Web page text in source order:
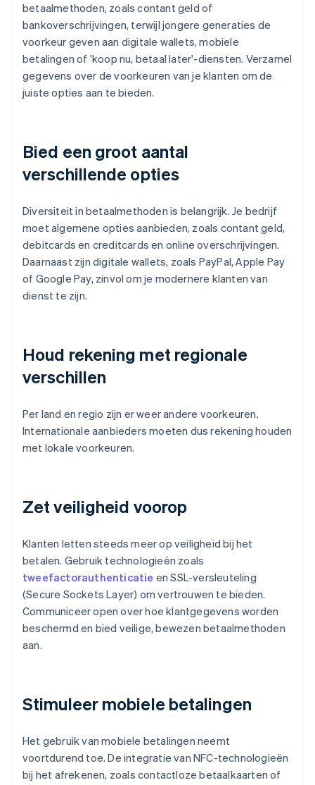
betaalmethoden, zoals contant geld of
bankoverschrijvingen, terwijl jongere generaties de
voorkeur geven aan digitale wallets, mobiele
betalingen of 'koop nu, betaal later'-diensten. Verzamel
gegevens over de voorkeuren van je klanten om de
juiste opties aan te bieden.
Bied een groot aantal
verschillende opties
Diversiteit in betaalmethoden is belangrijk. Je bedrijf
moet algemene opties aanbieden, zoals contant geld,
debitcards en creditcards en online overschrijvingen.
Daarnaast zijn digitale wallets, zoals PayPal, Apple Pay
of Google Pay, zinvol om je modernere klanten van
dienst te zijn.
Houd rekening met regionale
verschillen
Per land en regio zijn er weer andere voorkeuren.
Internationale aanbieders moeten dus rekening houden
met lokale voorkeuren.
Zet veiligheid voorop
Klanten letten steeds meer op veiligheid bij het
betalen. Gebruik technologieën zoals
tweefactorauthenticatie en SSL-versleuteling
(Secure Sockets Layer) om vertrouwen te bieden.
Communiceer open over hoe klantgegevens worden
beschermd en bied veilige, bewezen betaalmethoden
aan.
Stimuleer mobiele betalingen
Het gebruik van mobiele betalingen neemt
voortdurend toe. De integratie van NFC-technologieën
bij het afrekenen, zoals contactloze betaalkaarten of